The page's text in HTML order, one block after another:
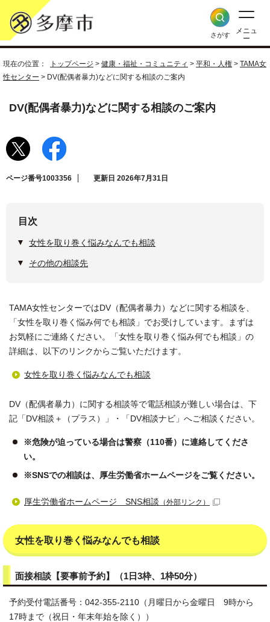
さがす
メニュ
ー
現在の位置： トップページ > 健康・福祉・コミュニティ > 平和・人権 > TAMA女
性センター > DV(配偶者暴力)などに関する相談のご案内
DV(配偶者暴力)などに関する相談のご案内
ページ番号1003356 更新日 2026年7月31日
目次
女性を取り巻く悩みなんでも相談
その他の相談先
TAMA女性センターではDV（配偶者暴力）などに関する相談を、
「女性を取り巻く悩み何でも相談」でお受けしています。まずは
お気軽にご連絡ください。「女性を取り巻く悩み何でも相談」の
詳細は、以下のリンクからご覧いただけます。
女性を取り巻く悩みなんでも相談
DV（配偶者暴力）に関する相談等で電話相談が難しい場合は、下
記「DV相談＋（プラス）」・「DV相談ナビ」へご相談ください。
※危険が迫っている場合は警察（110番）に連絡してくださ
い。
※SNSでの相談は、厚生労働省ホームページをご覧ください。
厚生労働省ホームページ SNS相談 （外部リンク）
女性を取り巻く悩みなんでも相談
面接相談【要事前予約】（1日3枠、1枠50分）
予約受付電話番号：042-355-2110（月曜日から金曜日 9時から
17時まで（祝日・年末年始を除く））